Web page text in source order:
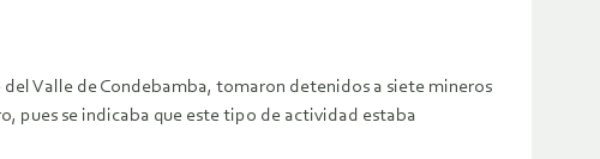
Valle de Condebamba, tomaron detenidos a siete mineros
pues se indicaba que este tipo de actividad estaba